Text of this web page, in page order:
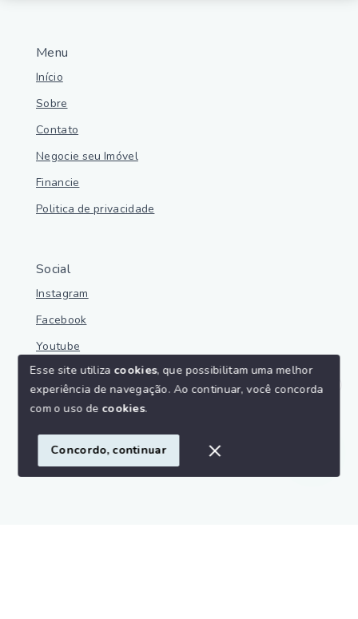
Olá! Estamos disponíveis para te ajudar.
Menu
Início
Sobre
Contato
Negocie seu Imóvel
Financie
Politica de privacidade
Social
Instagram
Facebook
Youtube
© Copyright 2026 - Parnaíba Imoveis - Todos os direitos
SITE PARA IMOBILIARIA
Esse site utiliza cookies, que possibilitam uma melhor
experiência de navegação. Ao continuar, você concorda
com o uso de cookies.
Concordo, continuar